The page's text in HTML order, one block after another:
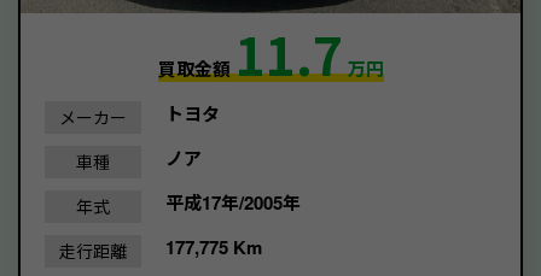
買取金額11.7万円
メーカー トヨタ
車種 ノア
年式 平成17年/2005年
走行距離 177,775 Km